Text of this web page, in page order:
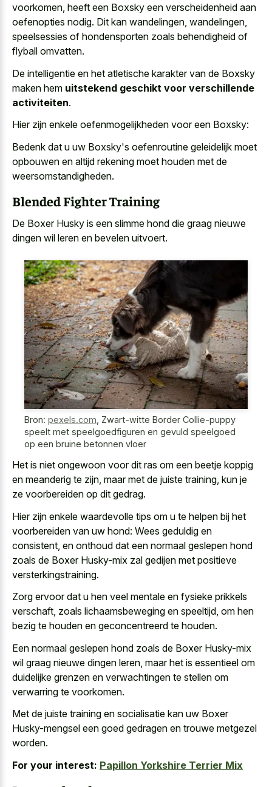
voorkomen, heeft een Boxsky een verscheidenheid aan
oefenopties nodig. Dit kan wandelingen, wandelingen,
speelsessies of hondensporten zoals behendigheid of
flyball omvatten.
De intelligentie en het atletische karakter van de Boxsky
maken hem uitstekend geschikt voor verschillende
activiteiten.
Hier zijn enkele oefenmogelijkheden voor een Boxsky:
Bedenk dat u uw Boxsky's oefenroutine geleidelijk moet
opbouwen en altijd rekening moet houden met de
weersomstandigheden.
Blended Fighter Training
De Boxer Husky is een slimme hond die graag nieuwe
dingen wil leren en bevelen uitvoert.
Bron: pexels.com Zwart-witte Border Collie-puppy
speelt met speelgoedfiguren en gevuld speelgoed
op een bruine betonnen vloer
Het is niet ongewoon voor dit ras om een beetje koppig
en meanderig te zijn, maar met de juiste training, kun je
ze voorbereiden op dit gedrag.
Hier zijn enkele waardevolle tips om u te helpen bij het
voorbereiden van uw hond: Wees geduldig en
consistent, en onthoud dat een normaal geslepen hond
zoals de Boxer Husky-mix zal gedijen met positieve
versterkingstraining.
Zorg ervoor dat u hen veel mentale en fysieke prikkels
verschaft, zoals lichaamsbeweging en speeltijd, om hen
bezig te houden en geconcentreerd te houden.
Een normaal geslepen hond zoals de Boxer Husky-mix
wil graag nieuwe dingen leren, maar het is essentieel om
duidelijke grenzen en verwachtingen te stellen om
verwarring te voorkomen.
Met de juiste training en socialisatie kan uw Boxer
Husky-mengsel een goed gedragen en trouwe metgezel
worden.
For your interest: Papillon Yorkshire Terrier Mix